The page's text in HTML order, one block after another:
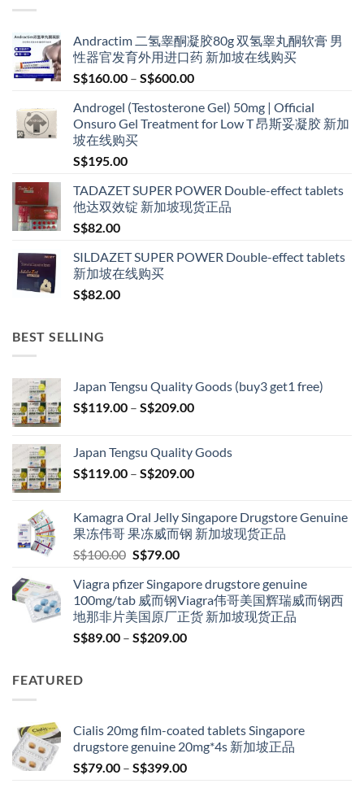
Andractim 二氢睾酮凝胶80g 双氢睾丸酮软膏 男
性器官发育外用进口药 新加坡在线购买
S$160.00 – S$600.00Price
S$160.00
through
Androgel (Testosterone Gel) 50mg | Official
Onsuro Gel Treatment for Low T 昂斯妥凝胶 新加
坡在线购买
S$195.00
TADAZET SUPER POWER Double-effect tablets
他达双效锭 新加坡现货正品
S$82.00
SILDAZET SUPER POWER Double-effect tablets
新加坡在线购买
S$82.00
BEST SELLING
Japan Tengsu Quality Goods (buy3 get1 free)
S$119.00 – S$209.00Price
through
S$209.00
Japan Tengsu Quality Goods
S$119.00 – S$209.00Price
through
S$209.00
Kamagra Oral Jelly Singapore Drugstore Genuine
果冻伟哥 果冻威而钢 新加坡现货正品
S$100.00 Original
was:
S$100.00.
S$79.00Current
is:
S$79.00.
Viagra pfizer Singapore drugstore genuine
100mg/tab 威而钢Viagra伟哥美国辉瑞威而钢西
地那非片美国原厂正货 新加坡现货正品
S$89.00 – S$209.00Price
FEATURED
Cialis 20mg film-coated tablets Singapore
drugstore genuine 20mg*4s 新加坡正品
S$79.00 – S$399.00Price